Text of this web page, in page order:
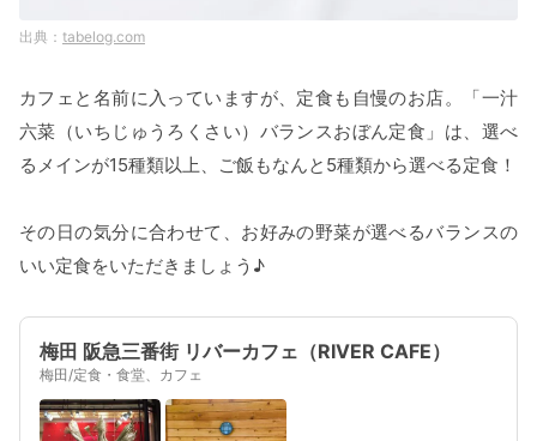
tabelog.com
カフェと名前に入っていますが、定食も自慢のお店。「一汁
六菜（いちじゅうろくさい）バランスおぼん定食」は、選べ
るメインが15種類以上、ご飯もなんと5種類から選べる定食！
その日の気分に合わせて、お好みの野菜が選べるバランスの
いい定食をいただきましょう♪
梅田 阪急三番街 リバーカフェ（RIVER CAFE）
梅田/定食・食堂、カフェ